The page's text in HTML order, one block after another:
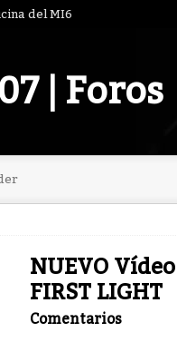
del MI6
| Foros
NUEVO
FIRST LIGHT
Comentarios